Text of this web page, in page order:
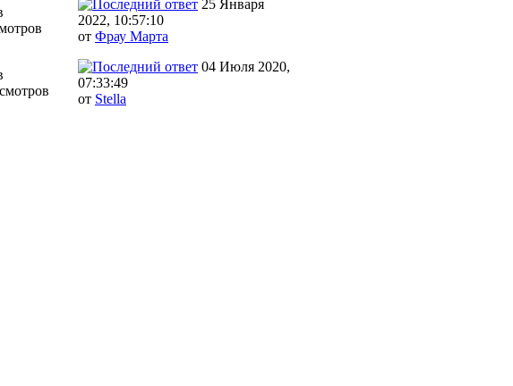
25 Января
2022, 10:57:10
от Фрау Марта
04 Июля 2020,
07:33:49
от Stella